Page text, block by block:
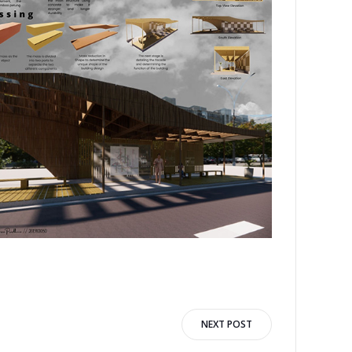
NEXT POST